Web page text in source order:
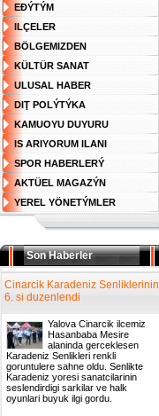
EĐÝTÝM
ILÇELER
BÖLGEMIZDEN
KÜLTÜR SANAT
ULUSAL HABER
DIŢ POLÝTÝKA
KAMUOYU DUYURU
IS ARIYORUM ILANI
SPOR HABERLERÝ
AKTÜEL MAGAZÝN
YEREL YÖNETÝMLER
Son Haberler
Cinarcik Karadeniz Senliklerinin
6. si duzenlendi
Yalova Cinarcik ilcemiz
Hasanbaba Mesire
alaninda gerceklesen
Karadeniz Senlikleri renkli
goruntulere sahne oldu. Senlikte
Karadeniz yoresi sanatcilarinin
seslendirdigi sarkilar ve halk
oyunlari buyuk ilgi gordu.